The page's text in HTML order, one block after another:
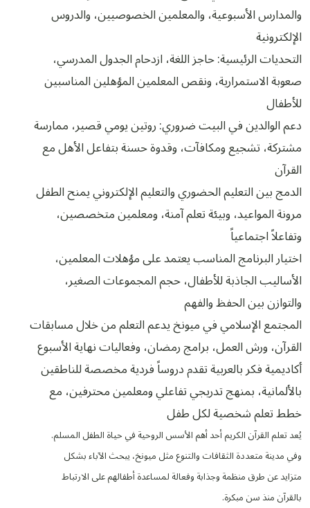
والمدارس الأسبوعية، والمعلمين الخصوصيين، والدروس
الإلكترونية
التحديات الرئيسية: حاجز اللغة، ازدحام الجدول المدرسي،
صعوبة الاستمرارية، ونقص المعلمين المؤهلين المناسبين
للأطفال
دعم الوالدين في البيت ضروري: روتين يومي قصير، ممارسة
مشتركة، تشجيع ومكافآت، وقدوة حسنة بتفاعل الأهل مع
القرآن
الدمج بين التعليم الحضوري والتعليم الإلكتروني يمنح الطفل
مرونة المواعيد، وبيئة تعلم آمنة، ومعلمين متخصصين،
وتفاعلاً اجتماعياً
اختيار البرنامج المناسب يعتمد على مؤهلات المعلمين،
الأساليب الجاذبة للأطفال، حجم المجموعات الصغير،
والتوازن بين الحفظ والفهم
المجتمع الإسلامي في ميونخ يدعم التعلم من خلال مسابقات
القرآن، ورش العمل، برامج رمضان، وفعاليات نهاية الأسبوع
أكاديمية فكر بالعربية تقدم دروساً فردية مخصصة للناطقين
بالألمانية، بمنهج تدريجي تفاعلي ومعلمين محترفين، مع
خطط تعلم شخصية لكل طفل
يُعد تعلم القرآن الكريم أحد أهم الأسس الروحية في حياة الطفل المسلم.
وفي مدينة متعددة الثقافات والتنوع مثل ميونخ، يبحث الآباء بشكل
متزايد عن طرق منظمة وجذابة وفعالة لمساعدة أطفالهم على الارتباط
بالقرآن منذ سن مبكرة.